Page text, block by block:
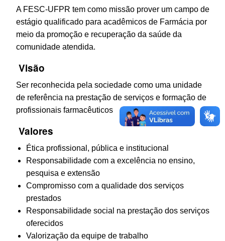
A FESC-UFPR tem como missão prover um campo de
estágio qualificado para acadêmicos de Farmácia por
meio da promoção e recuperação da saúde da
comunidade atendida.
Visão
Ser reconhecida pela sociedade como uma unidade
de referência na prestação de serviços e formação de
profissionais farmacêuticos
Valores
Ética profissional, pública e institucional
Responsabilidade com a excelência no ensino,
pesquisa e extensão
Compromisso com a qualidade dos serviços
prestados
Responsabilidade social na prestação dos serviços
oferecidos
Valorização da equipe de trabalho